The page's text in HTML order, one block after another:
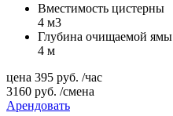
Вместимость цистерны
4 м3
Глубина очищаемой ямы
4 м
цена 395 руб. /час
3160 руб. /смена
Арендовать